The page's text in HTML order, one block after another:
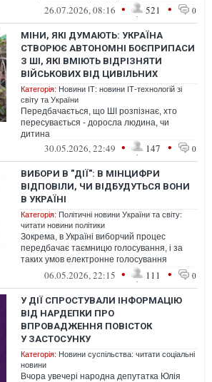
трансформації Станіслав Прибитько
26.07.2026, 08:16 • 521 • 0
МІНИ, ЯКІ ДУМАЮТЬ: УКРАЇНА
СТВОРЮЄ АВТОНОМНІ БОЄПРИПАСИ
З ШІ, ЯКІ ВМІЮТЬ ВІДРІЗНЯТИ
ВІЙСЬКОВИХ ВІД ЦИВІЛЬНИХ
Категорія: Новини ІТ: новини ІТ-технологій зі
світу та України
Передбачається, що ШІ розпізнає, хто
пересувається - доросла людина, чи
дитина
30.05.2026, 22:49 • 147 • 0
ВИБОРИ В "ДІЇ": В МІНЦИФРИ
ВІДПОВІЛИ, ЧИ ВІДБУДУТЬСЯ ВОНИ
В УКРАЇНІ
Категорія: Політичні новини України та світу:
читати новини політики
Зокрема, в Україні виборчий процес
передбачає таємницю голосування, і за
таких умов електронне голосування
неможливе06.05.2026, 22:15 • 111 • 0
У ДІЇ СПРОСТУВАЛИ ІНФОРМАЦІЮ
ВІД НАРДЕПКИ ПРО
ВПРОВАДЖЕННЯ ПОВІСТОК
У ЗАСТОСУНКУ
Категорія: Новини суспільства: читати соціальні
новини
Вчора увечері народна депутатка Юлія